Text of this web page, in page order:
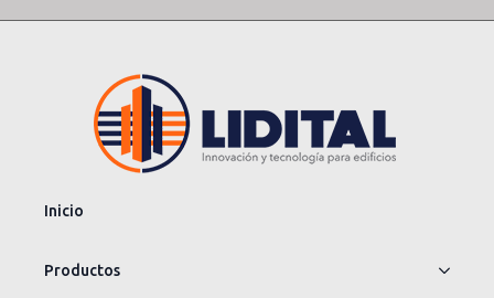
Inicio
Productos